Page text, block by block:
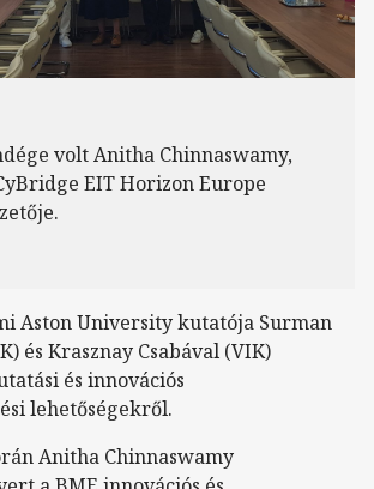
volt Anitha Chinnaswamy,
EIT Horizon Europe
Aston University kutatója Surman
és Krasznay Csabával (VIK)
és innovációs
lehetőségekről.
Anitha Chinnaswamy